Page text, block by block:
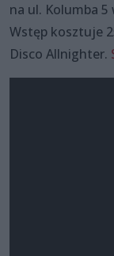
na ul. Kolumba 5
Wstęp kosztuje
Disco Allnighter.